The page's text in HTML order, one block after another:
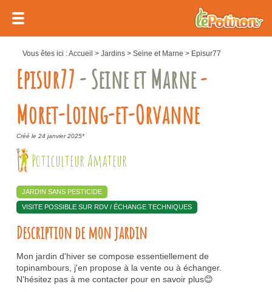
Vous êtes ici :Accueil > Jardins> Seine et Marne > Episur77
Episur77- Seine et Marne-
Moret-Loing-et-Orvanne
Créé le 24 janvier 2025*
Poticulteur Amateur
JARDIN SANS PESTICIDE
VISITE POSSIBLE SUR RDV / ÉCHANGE TECHNIQUES
Description de mon jardin
Mon jardin d'hiver se compose essentiellement de
topinambours, j'en propose à la vente ou à échanger.
N'hésitez pas à me contacter pour en savoir plus😊